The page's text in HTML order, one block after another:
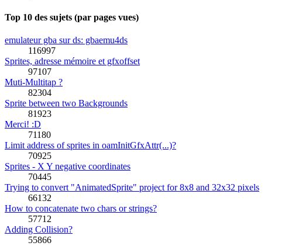
Top 10 des sujets (par pages vues)
emulateur gba sur ds: gbaemu4ds
116997
Sprites, adresse mémoire et gfxoffset
97107
Muti-Multitap ?
82304
Sprite between two Backgrounds
81923
Merci! :D
71180
Limit address of sprites in oamInitGfxAttr(...)?
70925
Sprites - X Y negative coordinates
70445
Trying to convert "AnimatedSprite" project for 8x8 and 32x32 pixels
66132
How to concatenate two chars or strings?
57712
Adding Collision?
55866